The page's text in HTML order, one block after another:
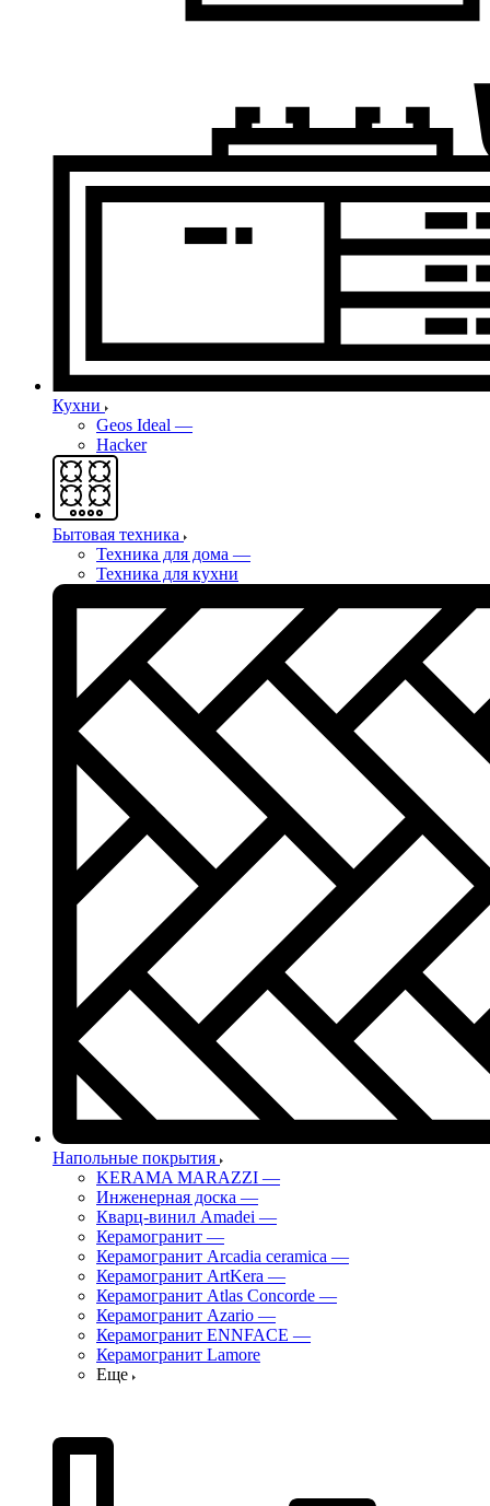
Кухни
Geos Ideal —
Hacker
Бытовая техника
Техника для дома —
Техника для кухни
Напольные покрытия
KERAMA MARAZZI —
Инженерная доска —
Кварц-винил Amadei —
Керамогранит —
Керамогранит Arcadia ceramica —
Керамогранит ArtKera —
Керамогранит Atlas Concorde —
Керамогранит Azario —
Керамогранит ENNFACE —
Керамогранит Lamore
Еще